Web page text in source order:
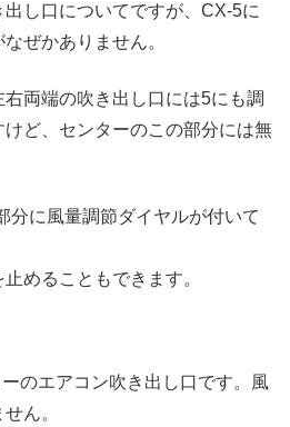
し口についてですが、CX-5に
ぜかありません。
両端の吹き出し口には5にも調
ど、センターのこの部分には無
分に風量調節ダイヤルが付いて
めることもできます。
のエアコン吹き出し口です。風
ん。